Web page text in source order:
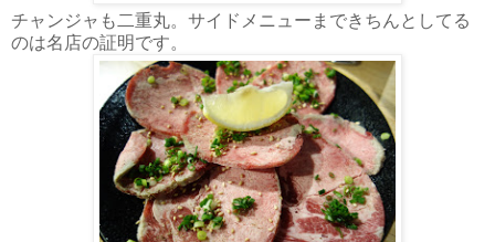
チャンジャも二重丸。サイドメニューまできちんとしてる
のは名店の証明です。